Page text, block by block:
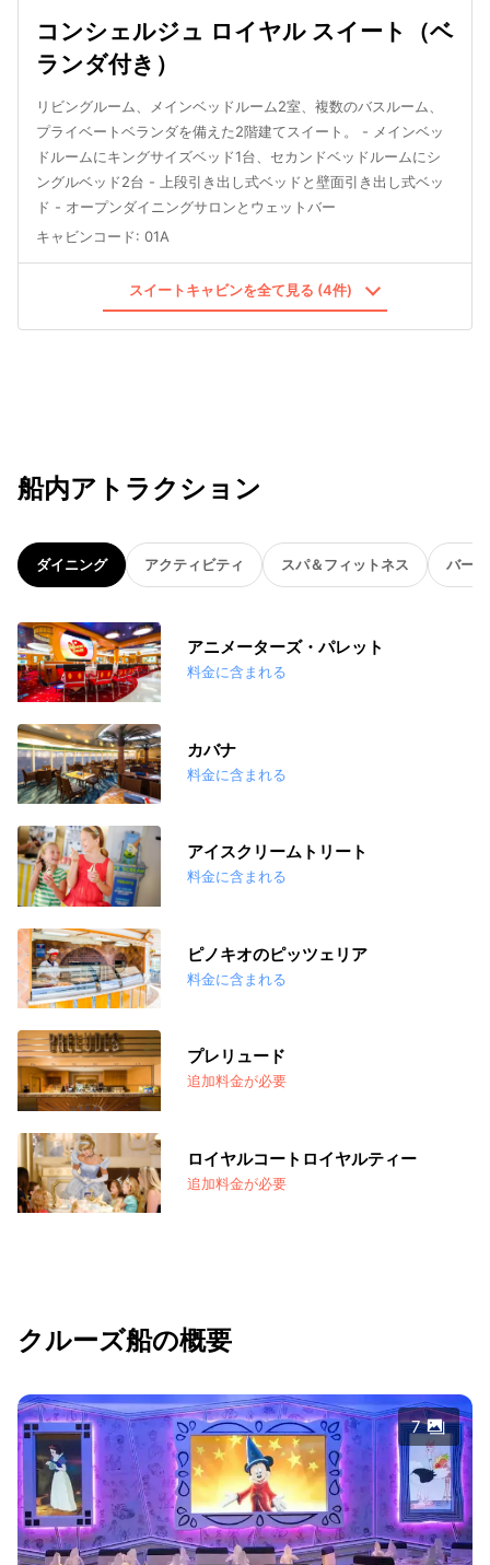
コンシェルジュ ロイヤル スイート（ベ
ランダ付き）
リビングルーム、メインベッドルーム2室、複数のバスルーム、
プライベートベランダを備えた2階建てスイート。 - メインベッ
ドルームにキングサイズベッド1台、セカンドベッドルームにシ
ングルベッド2台 - 上段引き出し式ベッドと壁面引き出し式ベッ
ド - オープンダイニングサロンとウェットバー
キャビンコード: 01A
スイートキャビンを全て見る (4件)
船内アトラクション
ダイニング アクティビティ スパ＆フィットネス バー
アニメーターズ・パレット
料金に含まれる
カバナ
料金に含まれる
アイスクリームトリート
料金に含まれる
ピノキオのピッツェリア
料金に含まれる
プレリュード
追加料金が必要
ロイヤルコートロイヤルティー
追加料金が必要
クルーズ船の概要
7